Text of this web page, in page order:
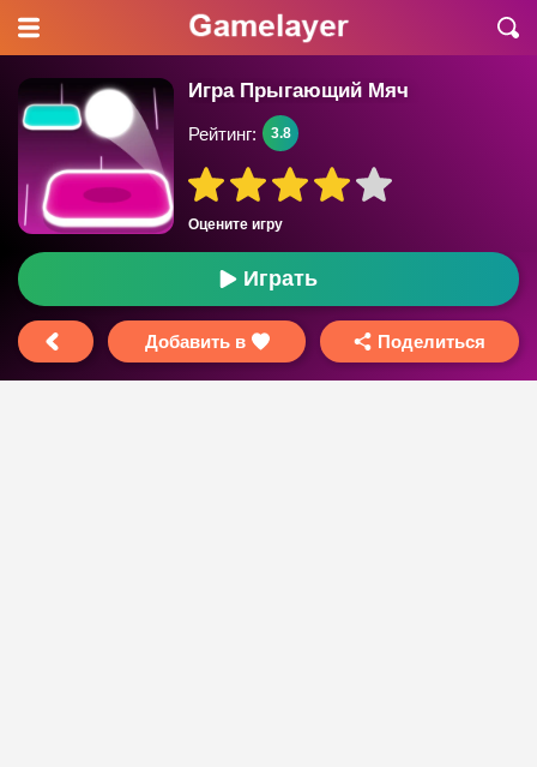
Игра Прыгающий Мяч
Оцените игру
Рейтинг: 3.8
Играть
Добавить в Поделиться